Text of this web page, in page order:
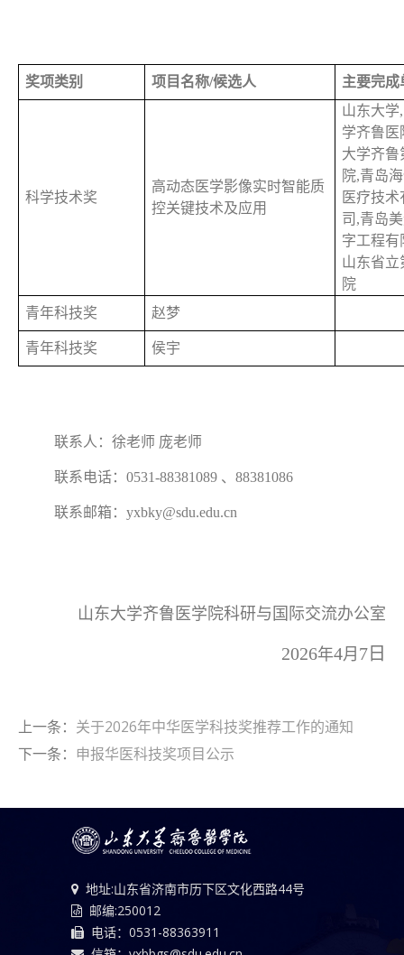
奖项类别 项目名称/候选人 主要完成
科学技术奖
高动态医学影像实时智能质
控关键技术及应用
山东大学
学齐鲁医
大学齐鲁
院,青岛
医疗技术
司,青岛
字工程有
山东省立
院
青年科技奖
赵梦
青年科技奖 侯宇
联系人：徐老师 庞老师
联系电话：0531-88381089 、88381086
联系邮箱：yxbky@sdu.edu.cn
山东大学齐鲁医学院科研与国际交流办公室
2026年4月 7 日
上一条： 关于2026年中华医学科技奖推荐工作的通知
下一条： 申报华医科技奖项目公示
地址:山东省济南市历下区文化西路44号
邮编:250012
电话：0531-88363911